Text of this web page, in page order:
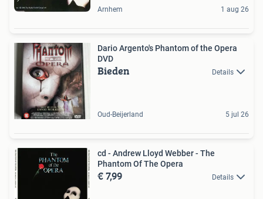
Arnhem 1 aug 26
Dario Argento's Phantom of the Opera
DVD
Bieden Details
Oud-Beijerland 5 jul 26
cd - Andrew Lloyd Webber - The
Phantom Of The Opera
€ 7,99 Details